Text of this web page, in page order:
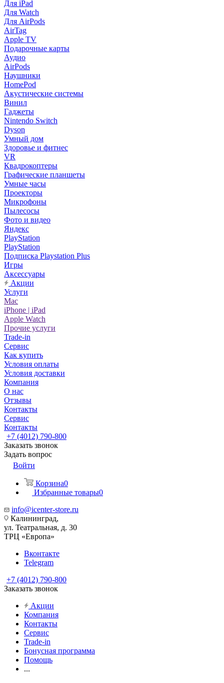
Для iPad
Для Watch
Для AirPods
AirTag
Apple TV
Подарочные карты
Аудио
AirPods
Наушники
HomePod
Акустические системы
Винил
Гаджеты
Nintendo Switch
Dyson
Умный дом
Здоровье и фитнес
VR
Квадрокоптеры
Графические планшеты
Умные часы
Проекторы
Микрофоны
Пылесосы
Фото и видео
Яндекс
PlayStation
PlayStation
Подписка Playstation Plus
Игры
Аксессуары
Акции
Услуги
Mac
iPhone | iPad
Apple Watch
Прочие услуги
Trade-in
Сервис
Как купить
Условия оплаты
Условия доставки
Компания
О нас
Отзывы
Контакты
Сервис
Контакты
+7 (4012) 790-800
Заказать звонок
Задать вопрос
Войти
Корзина0
Избранные товары0
info@icenter-store.ru
Калининград,
ул. Театральная, д. 30
ТРЦ «Европа»
Вконтакте
Telegram
+7 (4012) 790-800
Заказать звонок
Акции
Компания
Контакты
Сервис
Trade-in
Бонусная программа
Помощь
...